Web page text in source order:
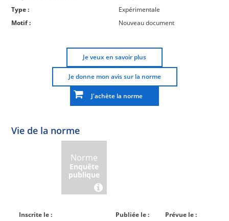
Type :
Expérimentale
Motif :
Nouveau document
Je veux en savoir plus
Je donne mon avis sur la norme
J'achète la norme
Vie de la norme
Inscrite le :
Norme
Enquête
publique
Publiée le :
Prévue le :